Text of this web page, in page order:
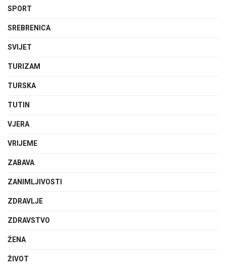
SPORT
SREBRENICA
SVIJET
TURIZAM
TURSKA
TUTIN
VJERA
VRIJEME
ZABAVA
ZANIMLJIVOSTI
ZDRAVLJE
ZDRAVSTVO
ŽENA
ŽIVOT